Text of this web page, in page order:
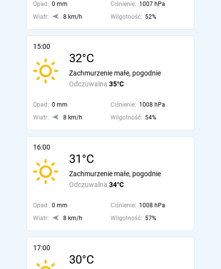
Opad: 0 mm Ciśnienie: 1007 hPa
Wiatr:
8 km/h Wilgotność: 52%
15:00
32°C
Odczuwalna 35°C
Zachmurzenie małe, pogodnie
Opad: 0 mm Ciśnienie: 1008 hPa
Wiatr:
8 km/h Wilgotność: 54%
16:00
31°C
Odczuwalna 34°C
Zachmurzenie małe, pogodnie
Opad: 0 mm Ciśnienie: 1008 hPa
Wiatr:
8 km/h Wilgotność: 57%
17:00
30°C